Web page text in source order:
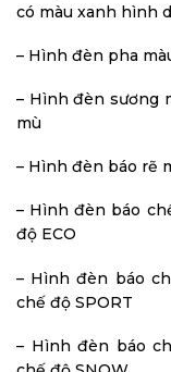
có màu xanh hình
– Hình đèn pha
– Hình đèn sương
mù
– Hình đèn báo rẽ
– Hình đèn báo
độ ECO
– Hình đèn báo
chế độ SPORT
– Hình đèn báo